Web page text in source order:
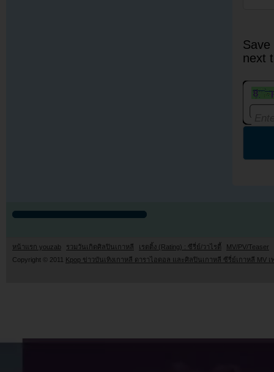
next
หน้าแรก youzab รวมวันเกิดศิลปินเกาหลี เรตติ้ง (Rating) : ซีรี่ย์/วาไรตี้
MV/PV/Teaser
Copyright © 2011
Kpop ข่าวบันเทิงเกาหลี ดาราไอดอล และศิลปินเกาหลี ซีรี่ย์เกาหลี MV